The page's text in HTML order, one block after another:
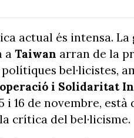
actual és intensa.
a Taiwan arran de la
bel·licistes,
i Solidaritat
i 16 de novembre,
crítica del bel·licisme.